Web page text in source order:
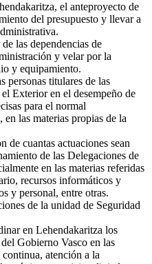
el anteproyecto de
del presupuesto y llevar a
las dependencias de
y velar por la
y equipamiento.
personas titulares de las
Exterior en el desempeño de
para el normal
en las materias propias de la
de cuantas actuaciones sean
de las Delegaciones de
en las materias referidas
recursos informáticos y
y personal, entre otras.
de la unidad de Seguridad
en Lehendakaritza los
Gobierno Vasco en las
atención a la